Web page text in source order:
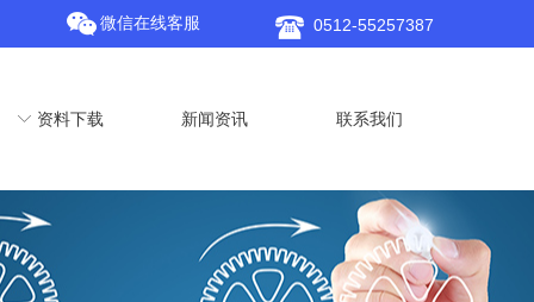
0512-55257387
微信在线客服
ꀅ 资料下载 新闻资讯 联系我们